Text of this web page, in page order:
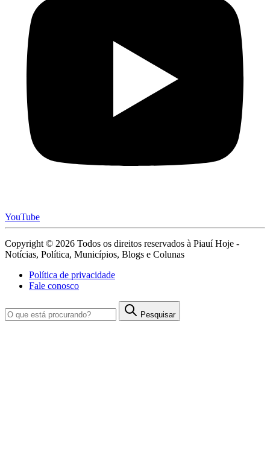
YouTube
Copyright © 2026 Todos os direitos reservados à Piauí Hoje -
Notícias, Política, Municípios, Blogs e Colunas
Política de privacidade
Fale conosco
Pesquisar